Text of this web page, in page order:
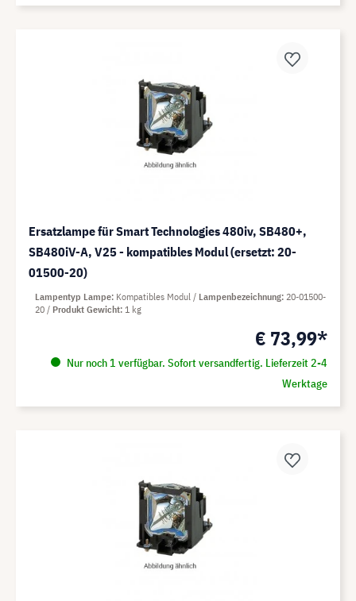
Ersatzlampe für Smart Technologies 480iv, SB480+,
SB480iV-A, V25 - kompatibles Modul (ersetzt: 20-
01500-20)
€ 73,99*
Nur noch 1 verfügbar. Sofort versandfertig. Lieferzeit 2-4
Werktage
Lampentyp Lampe Kompatibles Modul Lampenbezeichnung 20-01500-
20
Produkt Gewicht 1 kg